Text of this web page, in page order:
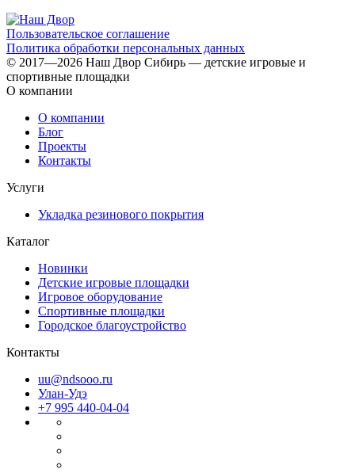
Пользовательское соглашение
Политика обработки персональных данных
© 2017—2026 Наш Двор Сибирь — детские игровые и
спортивные площадки
О компании
О компании
Блог
Проекты
Контакты
Услуги
Укладка резинового покрытия
Каталог
Новинки
Детские игровые площадки
Игровое оборудование
Спортивные площадки
Городское благоустройство
Контакты
uu@ndsooo.ru
Улан-Удэ
+7 995 440-04-04